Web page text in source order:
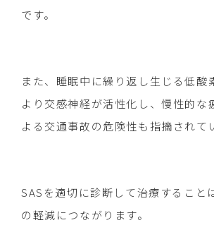
です。
また、睡眠中に繰り返し生じる低酸
より交感神経が活性化し、慢性的な
よる交通事故の危険性も指摘されて
SASを適切に診断して治療すること
の軽減につながります。